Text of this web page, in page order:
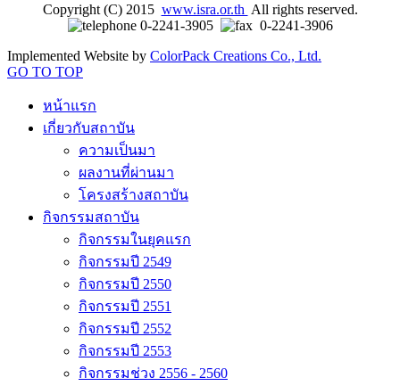
Copyright (C) 2015 www.isra.or.th All rights reserved.
0-2241-3905
0-2241-3906
Implemented Website by ColorPack Creations Co., Ltd.
GO TO TOP
หน้าแรก
เกี่ยวกับสถาบัน
ความเป็นมา
ผลงานที่ผ่านมา
โครงสร้างสถาบัน
กิจกรรมสถาบัน
กิจกรรมในยุคแรก
กิจกรรมปี 2549
กิจกรรมปี 2550
กิจกรรมปี 2551
กิจกรรมปี 2552
กิจกรรมปี 2553
กิจกรรมช่วง 2556 - 2560